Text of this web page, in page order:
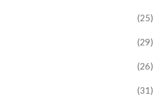
(25)
(29)
(26)
(31)